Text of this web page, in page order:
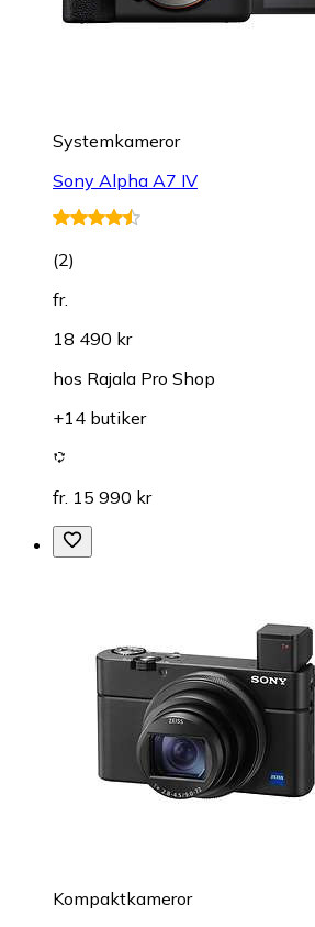
Systemkameror
Sony Alpha A7 IV
(2)
fr.
18 490 kr
hos Rajala Pro Shop
+14 butiker
fr. 15 990 kr
Kompaktkameror